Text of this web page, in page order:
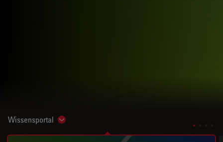
Wissensportal Show subnavigation